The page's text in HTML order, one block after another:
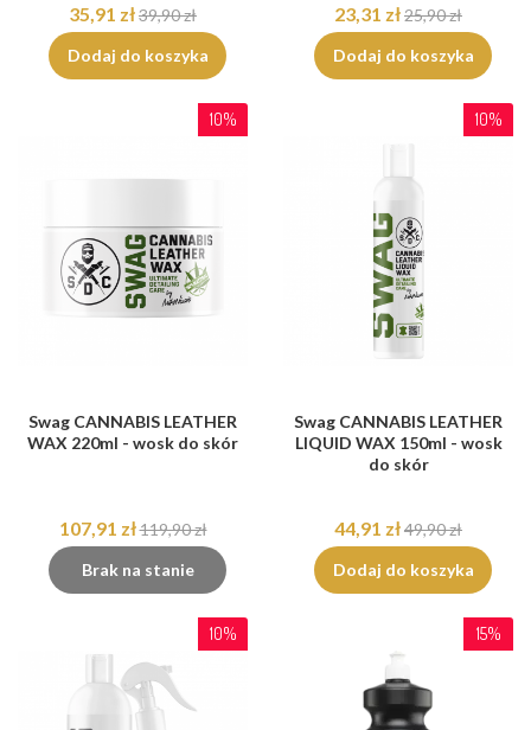
35,91 zł39,90 zł
Dodaj do koszyka
23,31 zł25,90 zł
Dodaj do koszyka
10%
Swag CANNABIS LEATHER
WAX 220ml - wosk do skór
107,91 zł119,90 zł
Brak na stanie
10%
Swag CANNABIS LEATHER
LIQUID WAX 150ml - wosk
do skór
44,91 zł49,90 zł
Dodaj do koszyka
10% 15%